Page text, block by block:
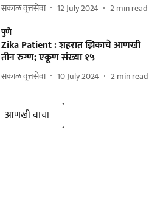
सकाळ वृत्तसेवा 12 July 2024 2min read
पुणे
Zika Patient : शहरात झिकाचे आणखी
तीन रुग्ण; एकूण संख्या १५
सकाळ वृत्तसेवा 10 July 2024 2min read
आणखी वाचा